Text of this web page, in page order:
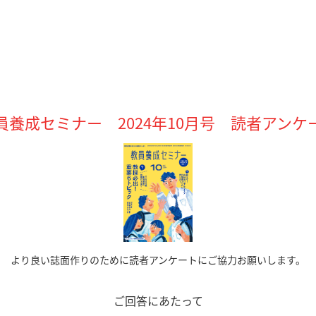
養成セミナー 2024年10月号 読者アンケ
より良い誌面作りのために読者アンケートにご協力お願いします。
ご回答にあたって